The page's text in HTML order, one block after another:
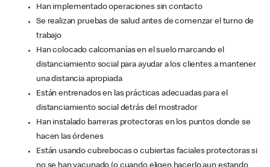
Han implementado operaciones sin contacto
Se realizan pruebas de salud antes de comenzar el turno de
trabajo
Han colocado calcomanías en el suelo marcando el
distanciamiento social para ayudar a los clientes a mantener
una distancia apropiada
Están entrenados en las prácticas adecuadas para el
distanciamiento social detrás del mostrador
Han instalado barreras protectoras en los puntos donde se
hacen las órdenes
Están usando cubrebocas o cubiertas faciales protectoras si